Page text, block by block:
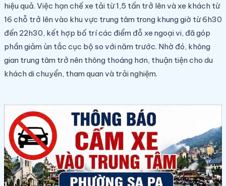
hiệu quả. Việc hạn chế xe tải từ 1,5 tấn trở lên và xe khách từ
16 chỗ trở lên vào khu vực trung tâm trong khung giờ từ 6h30
đến 22h30, kết hợp bố trí các điểm đỗ xe ngoại vi, đã góp
phần giảm ùn tắc cục bộ so với năm trước. Nhờ đó, không
gian trung tâm trở nên thông thoáng hơn, thuận tiện cho du
khách di chuyển, tham quan và trải nghiệm.